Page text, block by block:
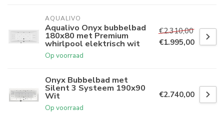
AQUALIVO
Aqualivo Onyx bubbelbad
180x80 met Premium
whirlpool elektrisch wit
Op voorraad
€2.310,00
€1.995,00
Onyx Bubbelbad met
Silent 3 Systeem 190x90
Wit
Op voorraad
€2.740,00